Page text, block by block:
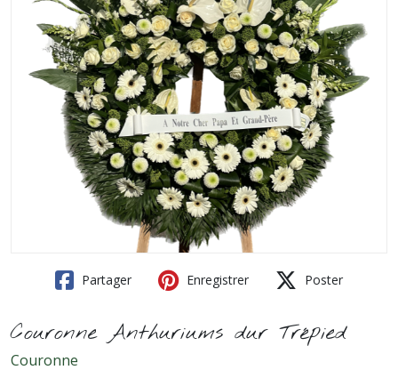
Partager Enregistrer Poster
Couronne Anthuriums dur Trépied
Couronne